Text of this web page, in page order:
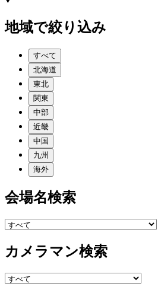
地域で絞り込み
すべて
北海道
東北
関東
中部
近畿
中国
九州
海外
会場名検索
カメラマン検索